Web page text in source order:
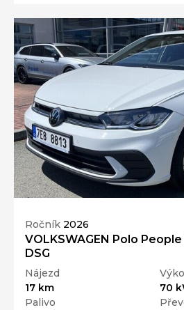
Ročník 2026
VOLKSWAGEN Polo
DSG
Nájezd
17 km
70
Palivo